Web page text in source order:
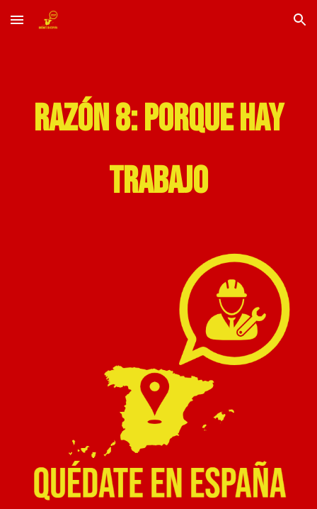
Skip to main content Skip to navigation
RAZÓN8: PORQUE HAY
TRABAJO